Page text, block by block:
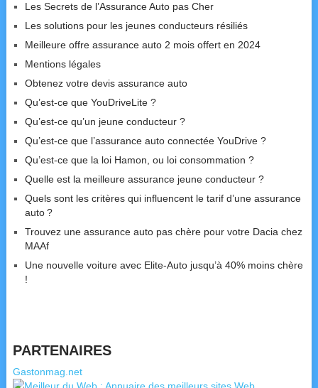
Les Secrets de l’Assurance Auto pas Cher
Les solutions pour les jeunes conducteurs résiliés
Meilleure offre assurance auto 2 mois offert en 2024
Mentions légales
Obtenez votre devis assurance auto
Qu’est-ce que YouDriveLite ?
Qu’est-ce qu’un jeune conducteur ?
Qu’est-ce que l’assurance auto connectée YouDrive ?
Qu’est-ce que la loi Hamon, ou loi consommation ?
Quelle est la meilleure assurance jeune conducteur ?
Quels sont les critères qui influencent le tarif d’une assurance
auto ?
Trouvez une assurance auto pas chère pour votre Dacia chez
MAAf
Une nouvelle voiture avec Elite-Auto jusqu’à 40% moins chère
!
PARTENAIRES
Gastonmag.net